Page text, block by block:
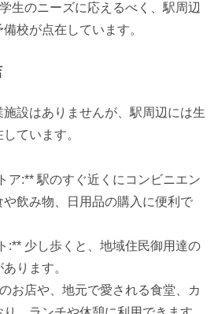
生のニーズに応えるべく、駅周辺
校が点在しています。
設はありませんが、駅周辺には生
ています。
ア:** 駅のすぐ近くにコンビニエン
飲み物、日用品の購入に便利で
:** 少し歩くと、地域住民御用達の
ります。
お店や、地元で愛される食堂、カ